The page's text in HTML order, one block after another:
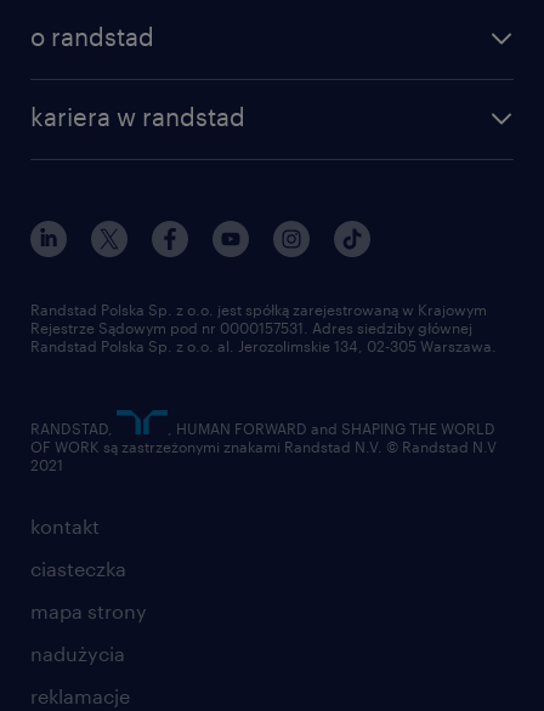
o randstad
kariera w randstad
kontakt
ciasteczka
mapa strony
nadużycia
reklamacje
Randstad Polska Sp. z o.o. jest spółką zarejestrowaną w Krajowym
Rejestrze Sądowym pod nr 0000157531. Adres siedziby głównej
Randstad Polska Sp. z o.o. al. Jerozolimskie 134, 02-305 Warszawa.
RANDSTAD,
, HUMAN FORWARD and SHAPING THE WORLD
OF WORK są zastrzeżonymi znakami Randstad N.V. © Randstad N.V
2021